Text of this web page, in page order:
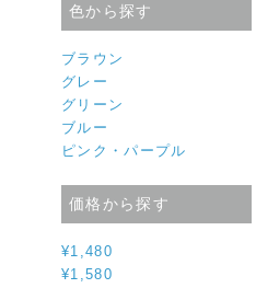
色から探す
ブラウン
グレー
グリーン
ブルー
ピンク・パープル
価格から探す
¥1,480
¥1,580